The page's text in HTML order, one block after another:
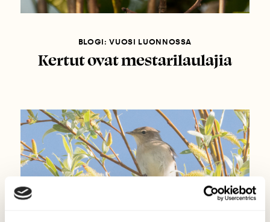
BLOGI: VUOSI LUONNOSSA
Kertut ovat mestarilaulajia